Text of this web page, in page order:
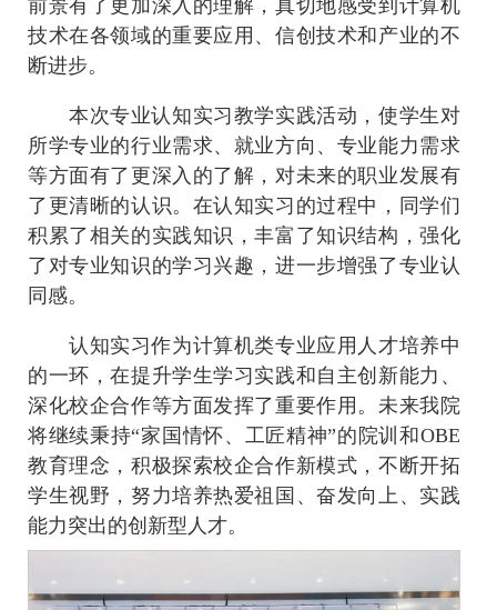
前景有了更加深入的理解，真切地感受到计算机
技术在各领域的重要应用、信创技术和产业的不
断进步。
本次专业认知实习教学实践活动，使学生对
所学专业的行业需求、就业方向、专业能力需求
等方面有了更深入的了解，对未来的职业发展有
了更清晰的认识。在认知实习的过程中，同学们
积累了相关的实践知识，丰富了知识结构，强化
了对专业知识的学习兴趣，进一步增强了专业认
同感。
认知实习作为计算机类专业应用人才培养中
的一环，在提升学生学习实践和自主创新能力、
深化校企合作等方面发挥了重要作用。未来我院
将继续秉持“家国情怀、工匠精神”的院训和OBE
教育理念，积极探索校企合作新模式，不断开拓
学生视野，努力培养热爱祖国、奋发向上、实践
能力突出的创新型人才。